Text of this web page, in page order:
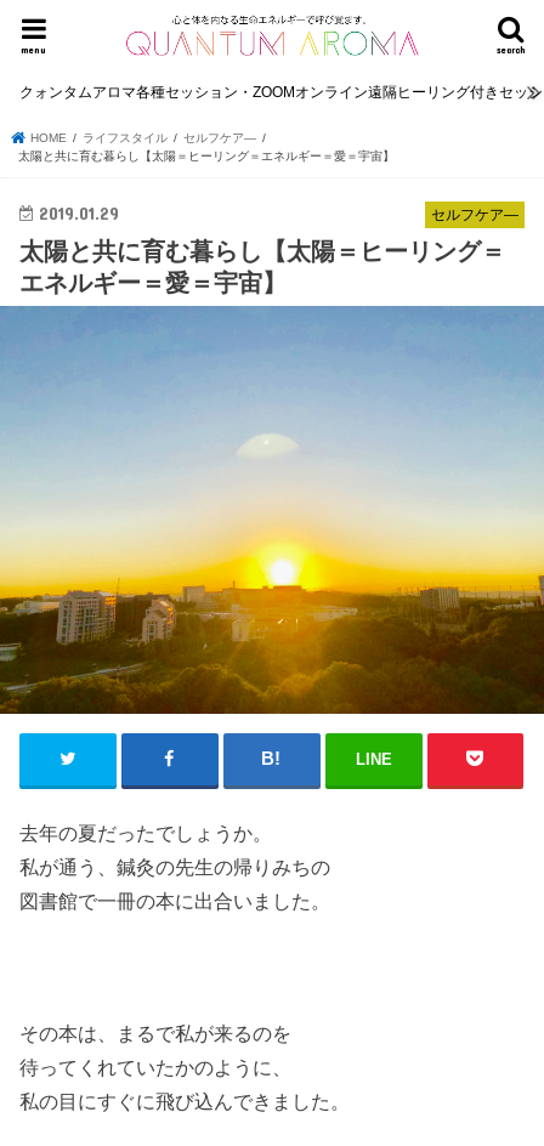
search
menu
クォンタムアロマ各種セッション・ZOOMオンライン遠隔ヒーリング付きセッ
HOME ライフスタイル
セルフケア―
太陽と共に育む暮らし【太陽＝ヒーリング＝エネルギー＝愛＝宇宙】
セルフケア―
2019.01.29
太陽と共に育む暮らし【太陽＝ヒーリング＝
エネルギー＝愛＝宇宙】
LINE
去年の夏だったでしょうか。
私が通う、鍼灸の先生の帰りみちの
図書館で一冊の本に出合いました。
その本は、まるで私が来るのを
待ってくれていたかのように、
私の目にすぐに飛び込んできました。